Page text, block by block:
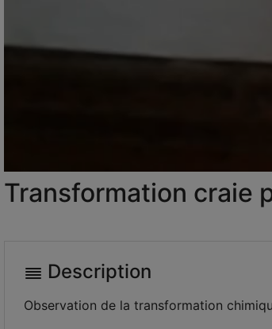
Transformation craie
Description
Observation de la transformation